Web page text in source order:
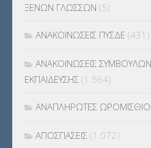
ΞΕΝΩΝ ΓΛΩΣΣΩΝ (5)
ΑΝΑΚΟΙΝΩΣΕΙΣ ΠΥΣΔΕ (431)
ΑΝΑΚΟΙΝΩΣΕΙΣ ΣΥΜΒΟΥΛΩΝ
ΕΚΠΑΙΔΕΥΣΗΣ (1.564)
ΑΝΑΠΛΗΡΩΤΕΣ ΩΡΟΜΙΣΘΙΟΙ
ΑΠΟΣΠΑΣΕΙΣ (1.072)